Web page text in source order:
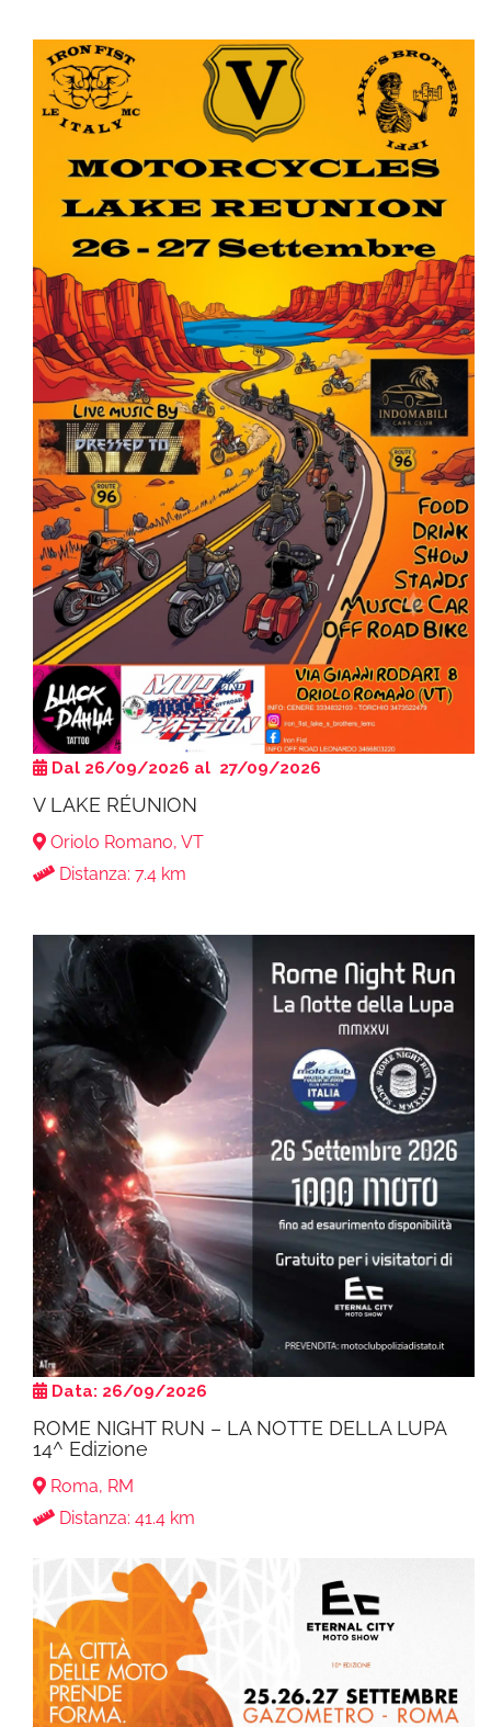
Dal 26/09/2026 al 27/09/2026
V LAKE RÉUNION
Oriolo Romano, VT
Distanza: 7.4 km
Data: 26/09/2026
ROME NIGHT RUN – LA NOTTE DELLA LUPA
14^ Edizione
Roma, RM
Distanza: 41.4 km